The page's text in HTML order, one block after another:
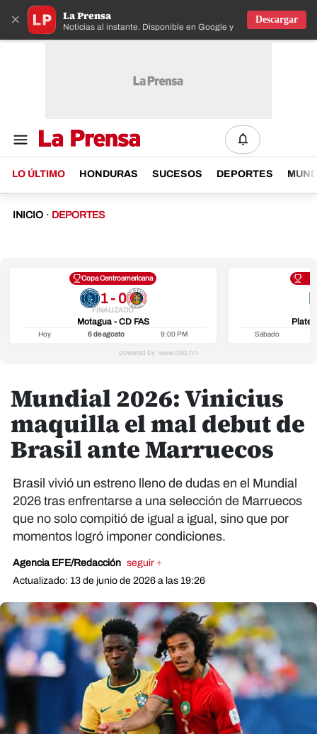
× La Prensa
Noticias al instante. Disponible en Google y IOS
Descargar
LO ÚLTIMO HONDURAS SUCESOS DEPORTES
INICIO · DEPORTES
Copa Centroamericana
1 - 0
FINALIZADO
Motagua - CD FAS
Hoy 6 de agosto 9:00 PM Sábado
Mundial 2026: Vinicius
maquilla el mal debut de
Brasil ante Marruecos
Brasil vivió un estreno lleno de dudas en el Mundial
2026 tras enfrentarse a una selección de Marruecos
que no solo compitió de igual a igual, sino que por
momentos logró imponer condiciones.
Agencia EFE/Redacción seguir +
Actualizado: 13 de junio de 2026 a las 19:26